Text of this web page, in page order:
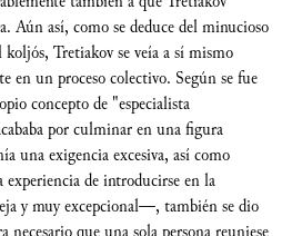
Aún así, como se deduce del minucioso
Tretiakov se veía a sí mismo
en un proceso colectivo. Según se fue
concepto de "especialista
por culminar en una figura
una exigencia excesiva, así como
experiencia de introducirse en la
y muy excepcional—, también se dio